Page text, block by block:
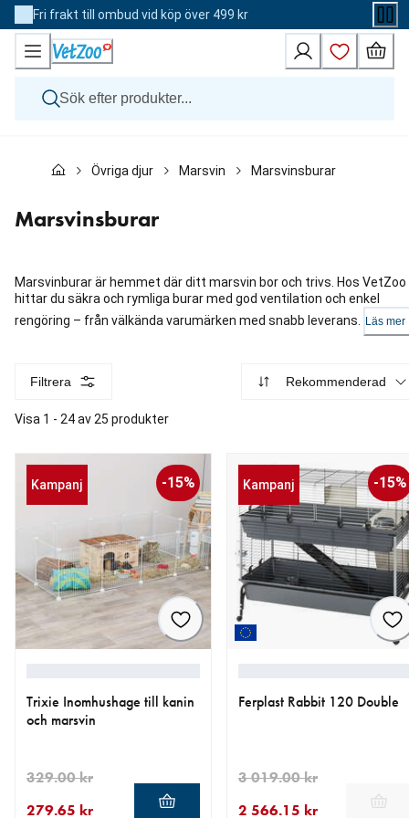
Skip
to
Content
Fri frakt till ombud vid köp över 499 kr
Katt
Veterinärfoder
Varumärken
Övriga djur Marsvin Marsvinsburar
Marsvinsburar
Marsvinburar är hemmet där ditt marsvin bor och trivs. Hos VetZoo
hittar du säkra och rymliga burar med god ventilation och enkel
rengöring – från välkända varumärken med snabb leverans.
Läs mer
Filtrera Rekommenderad
Visa 1 - 24 av 25 produkter
Kampanj -15%
Trixie Inomhushage till kanin
och marsvin
279.65 kr
329.00 kr
Kampanj -15%
Ferplast Rabbit 120 Double
2 566.15 kr
3 019.00 kr